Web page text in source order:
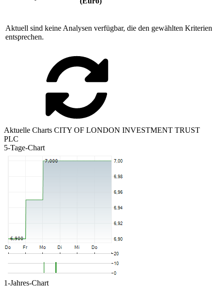
Aktuell sind keine Analysen verfügbar, die den gewählten Kriterien
entsprechen.
Aktuelle Charts CITY OF LONDON INVESTMENT TRUST
PLC
5-Tage-Chart
1-Jahres-Chart